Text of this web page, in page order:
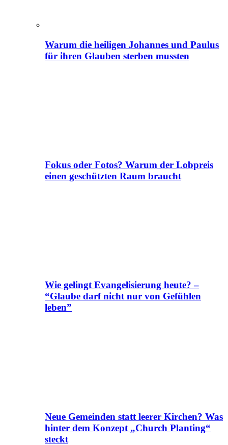
Warum die heiligen Johannes und Paulus
für ihren Glauben sterben mussten
Fokus oder Fotos? Warum der Lobpreis
einen geschützten Raum braucht
Wie gelingt Evangelisierung heute? –
“Glaube darf nicht nur von Gefühlen
leben”
Neue Gemeinden statt leerer Kirchen? Was
hinter dem Konzept „Church Planting“
steckt